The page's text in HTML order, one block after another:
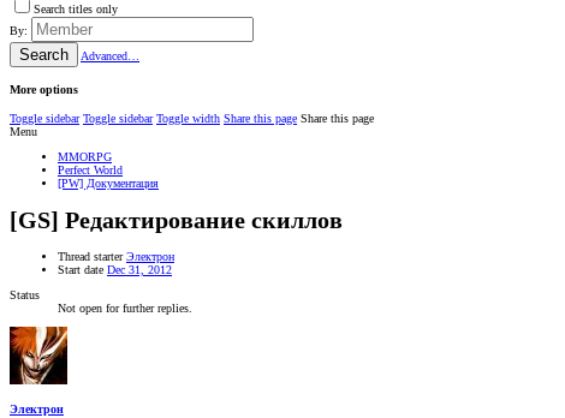
Search titles only
By:
Search Advanced…
More options
Toggle sidebar Toggle sidebar Toggle width Share this page Share this page
Menu
MMORPG
Perfect World
[PW] Документация
[GS] Редактирование скиллов
Thread starter Электрон
Start date Dec 31, 2012
Status
Not open for further replies.
Электрон